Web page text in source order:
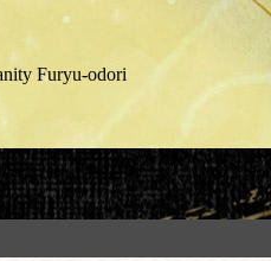
Furyu-odori